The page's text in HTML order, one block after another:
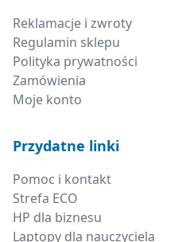
Reklamacje i zwroty
Regulamin sklepu
Polityka prywatności
Zamówienia
Moje konto
Przydatne linki
Pomoc i kontakt
Strefa ECO
HP dla biznesu
Laptopy dla nauczyciela